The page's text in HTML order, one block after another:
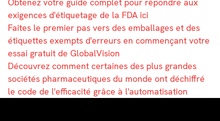
Obtenez votre guide complet pour répondre aux
exigences d'étiquetage de la FDA ici
Faites le premier pas vers des emballages et des
étiquettes exempts d'erreurs en commençant votre
essai gratuit de GlobalVision
Découvrez comment certaines des plus grandes
sociétés pharmaceutiques du monde ont déchiffré
le code de l'efficacité grâce à l'automatisation